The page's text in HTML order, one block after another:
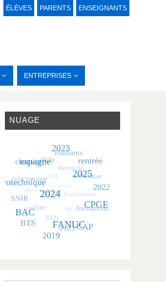
ÉLÈVES PARENTS ENSEIGNANTS
ENTREPRISES
NUAGE